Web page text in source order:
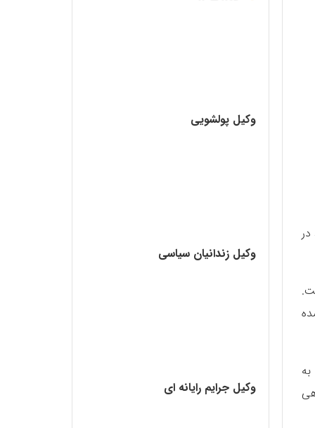
وکیل پولشویی
وکیل زندانیان سیاسی
وکیل جرایم رایانه ای